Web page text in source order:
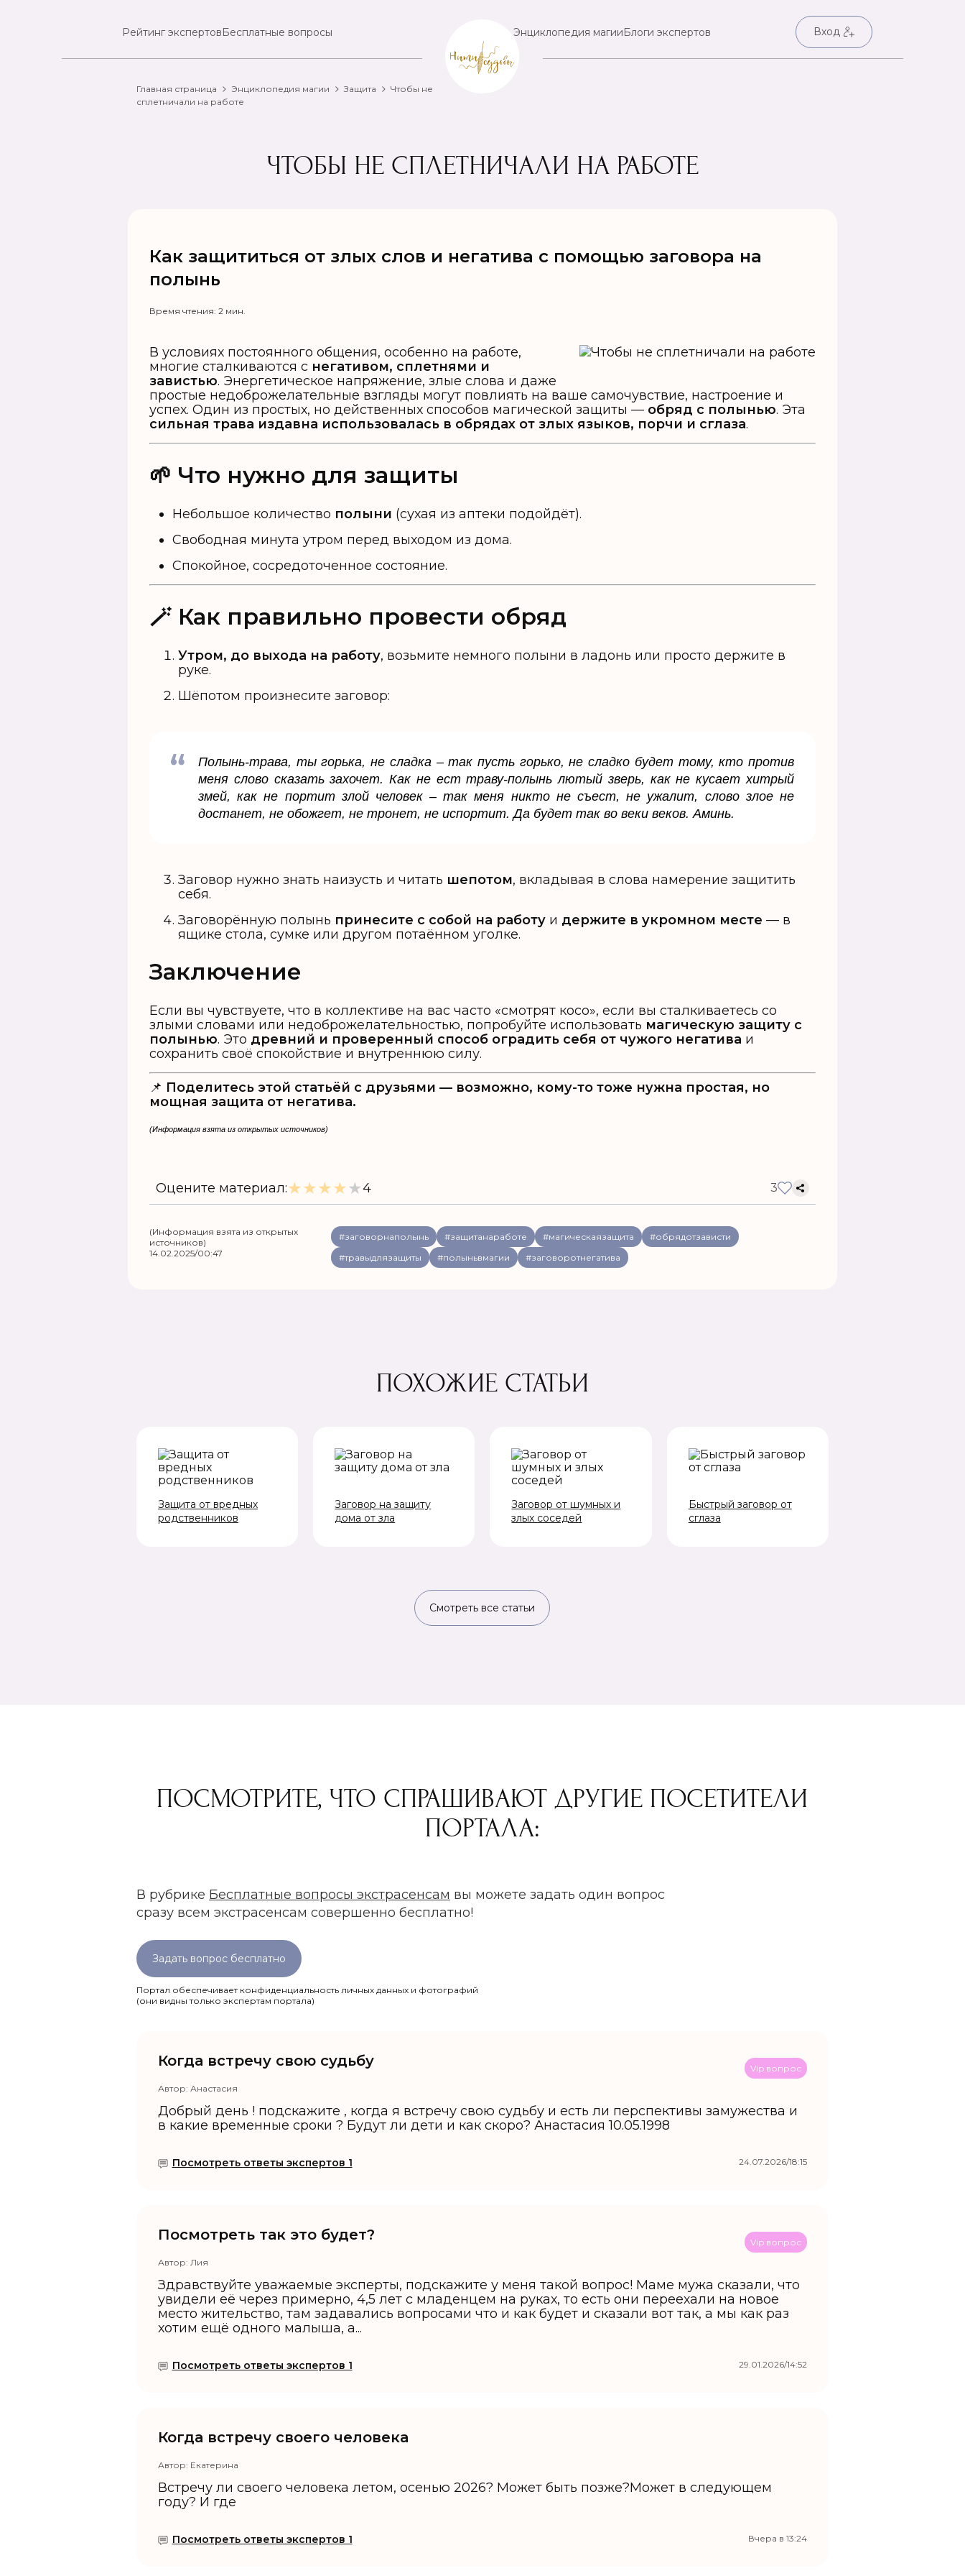
Рейтинг экспертовБесплатные вопросы Энциклопедия магииБлоги экспертов Вход
Главная страница Энциклопедия магии Защита
Чтобы не
сплетничали на работе
ЧТОБЫ НЕ СПЛЕТНИЧАЛИ НА РАБОТЕ
Как защититься от злых слов и негатива с помощью заговора на
полынь
Время чтения: 2 мин.
В условиях постоянного общения, особенно на работе,
многие сталкиваются с негативом, сплетнями и
завистью. Энергетическое напряжение, злые слова и даже
простые недоброжелательные взгляды могут повлиять на ваше самочувствие, настроение и
успех. Один из простых, но действенных способов магической защиты — обряд с полынью. Эта
сильная трава издавна использовалась в обрядах от злых языков, порчи и сглаза.
🌱 Что нужно для защиты
Небольшое количество полыни (сухая из аптеки подойдёт).
Свободная минута утром перед выходом из дома.
Спокойное, сосредоточенное состояние.
🪄 Как правильно провести обряд
Утром, до выхода на работу, возьмите немного полыни в ладонь или просто держите в
руке.
Шёпотом произнесите заговор:
Полынь-трава, ты горька, не сладка – так пусть горько, не сладко будет тому, кто против
меня слово сказать захочет. Как не ест траву-полынь лютый зверь, как не кусает хитрый
змей, как не портит злой человек – так меня никто не съест, не ужалит, слово злое не
достанет, не обожгет, не тронет, не испортит. Да будет так во веки веков. Аминь.
Заговор нужно знать наизусть и читать шепотом, вкладывая в слова намерение защитить
себя.
Заговорённую полынь принесите с собой на работу и держите в укромном месте — в
ящике стола, сумке или другом потаённом уголке.
Заключение
Если вы чувствуете, что в коллективе на вас часто «смотрят косо», если вы сталкиваетесь со
злыми словами или недоброжелательностью, попробуйте использовать магическую защиту с
полынью. Это древний и проверенный способ оградить себя от чужого негатива и
сохранить своё спокойствие и внутреннюю силу.
📌 Поделитесь этой статьёй с друзьями — возможно, кому-то тоже нужна простая, но
мощная защита от негатива.
(Информация взята из открытых источников)
Оцените материал:★★★★★4 3
(Информация взята из открытых
источников)
14.02.2025/00:47
#заговорнаполынь #защитанаработе #магическаязащита
#обрядотзависти
#травыдлязащиты
#полыньвмагии #заговоротнегатива
ПОХОЖИЕ СТАТЬИ
Защита от вредных
родственников
Заговор на защиту
дома от зла
Заговор от шумных и
злых соседей
Быстрый заговор от
сглаза
Смотреть все статьи
ПОСМОТРИТЕ, ЧТО СПРАШИВАЮТ ДРУГИЕ ПОСЕТИТЕЛИ
ПОРТАЛА:
В рубрике Бесплатные вопросы экстрасенсам вы можете задать один вопрос
сразу всем экстрасенсам совершенно бесплатно!
Задать вопрос бесплатно
Портал обеспечивает конфиденциальность личных данных и фотографий
(они видны только экспертам портала)
Когда встречу свою судьбу
Vip вопрос
Автор: Анастасия
Добрый день ! подскажите , когда я встречу свою судьбу и есть ли перспективы замужества и
в какие временные сроки ? Будут ли дети и как скоро? Анастасия 10.05.1998
Посмотреть ответы экспертов 1 24.07.2026/18:15
Посмотреть так это будет?
Vip вопрос
Автор: Лия
Здравствуйте уважаемые эксперты, подскажите у меня такой вопрос! Маме мужа сказали, что
увидели её через примерно, 4,5 лет с младенцем на руках, то есть они переехали на новое
место жительство, там задавались вопросами что и как будет и сказали вот так, а мы как раз
хотим ещё одного малыша, а...
Посмотреть ответы экспертов 1 29.01.2026/14:52
Когда встречу своего человека
Автор: Екатерина
Встречу ли своего человека летом, осенью 2026? Может быть позже?Может в следующем
году? И где
Посмотреть ответы экспертов 1 Вчера в 13:24